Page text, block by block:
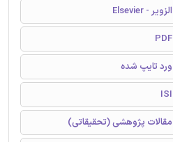
الزویر - Elsevier
PDF
ورد تایپ شده
ISI
مقالات پژوهشی (تحقیقاتی)